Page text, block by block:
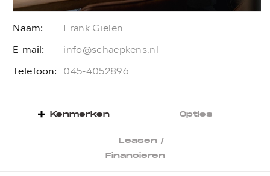
Naam: Frank Gielen
E-mail: info@schaepkens.nl
Telefoon: 045-4052896
Kenmerken Opties
Leasen /
Financieren